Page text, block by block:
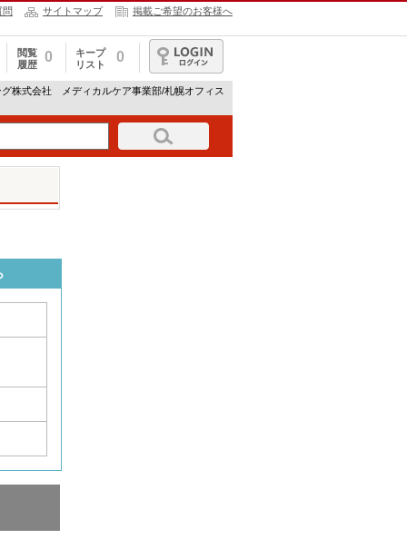
問 サイトマップ 掲載ご希望のお客様へ
閲覧
履歴
0
キープ
リスト
0
ログイン
株式会社 メディカルケア事業部/札幌オフィス